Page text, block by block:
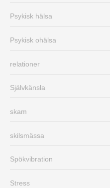
Psykisk hälsa
Psykisk ohälsa
relationer
Självkänsla
skam
skilsmässa
Spökvibration
Stress